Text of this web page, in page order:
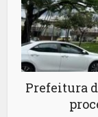
Prefeitura